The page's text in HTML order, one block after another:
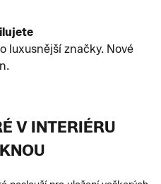
luxusnější značky. Nové
V INTERIÉRU